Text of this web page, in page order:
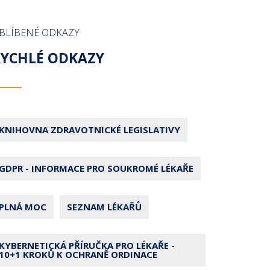
ODKAZY
ODKAZY
ZDRAVOTNICKÉ LEGISLATIVY
- INFORMACE PRO SOUKROMÉ LÉKAŘE
MOC SEZNAM LÉKAŘŮ
PŘÍRUČKA PRO LÉKAŘE -
KROKŮ K OCHRANĚ ORDINACE